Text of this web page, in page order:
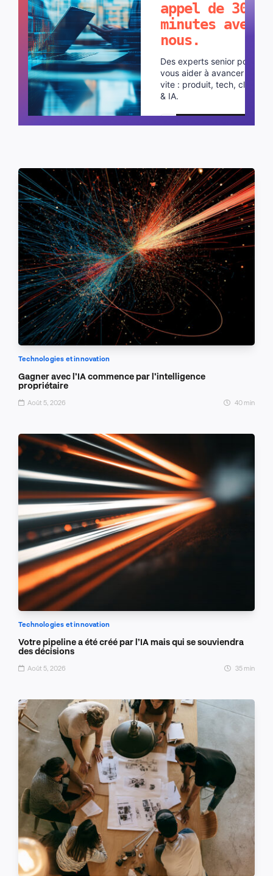
appel de 30
minutes avec
nous.
Des experts senior pour
vous aider à avancer plus
vite : produit, tech, cloud
& IA.
Planifier un appel
Technologies et innovation
Gagner avec l’IA commence par l’intelligence
propriétaire
Août 5, 2026 40 min
Technologies et innovation
Votre pipeline a été créé par l’IA mais qui se souviendra
des décisions
Août 5, 2026 35 min